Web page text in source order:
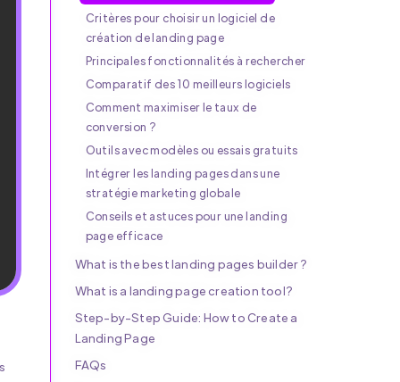
Critères pour choisir un logiciel de
création de landing page
Principales fonctionnalités à rechercher
Comparatif des 10 meilleurs logiciels
Comment maximiser le taux de
conversion ?
Outils avec modèles ou essais gratuits
Intégrer les landing pages dans une
stratégie marketing globale
Conseils et astuces pour une landing
page efficace
What is the best landing pages builder ?
What is a landing page creation tool?
Step-by-Step Guide: How to Create a
Landing Page
FAQs